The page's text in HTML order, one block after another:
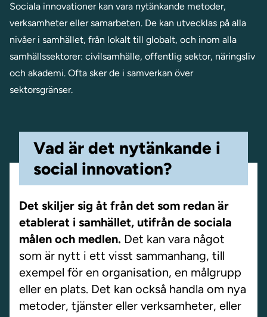
Sociala innovationer kan vara nytänkande metoder,
verksamheter eller samarbeten. De kan utvecklas på alla
nivåer i samhället, från lokalt till globalt, och inom alla
samhällssektorer: civilsamhälle, offentlig sektor, näringsliv
och akademi. Ofta sker de i samverkan över
sektorsgränser.
Vad är det nytänkande i
social innovation?
Det skiljer sig åt från det som redan är
etablerat i samhället, utifrån de sociala
målen och medlen. Det kan vara något
som är nytt i ett visst sammanhang, till
exempel för en organisation, en målgrupp
eller en plats. Det kan också handla om nya
metoder, tjänster eller verksamheter, eller